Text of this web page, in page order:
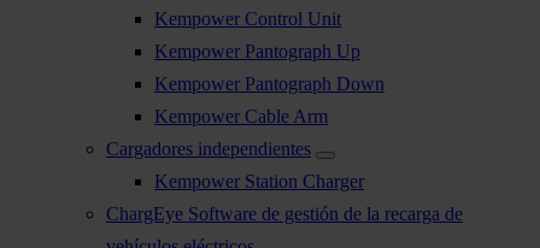
Kempower Control Unit
Kempower Pantograph Up
Kempower Pantograph Down
Kempower Cable Arm
Cargadores independientes
Kempower Station Charger
ChargEye Software de gestión de la recarga de